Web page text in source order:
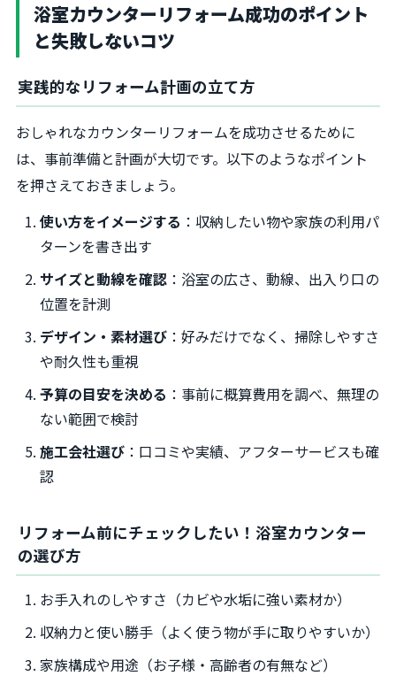
浴室カウンターリフォーム成功のポイント
と失敗しないコツ
実践的なリフォーム計画の立て方
おしゃれなカウンターリフォームを成功させるために
は、事前準備と計画が大切です。以下のようなポイント
を押さえておきましょう。
使い方をイメージする ：収納したい物や家族の利用パ
ターンを書き出す
サイズと動線を確認 ：浴室の広さ、動線、出入り口の
位置を計測
デザイン・素材選び ：好みだけでなく、掃除しやすさ
や耐久性も重視
予算の目安を決める ：事前に概算費用を調べ、無理の
ない範囲で検討
施工会社選び ：口コミや実績、アフターサービスも確
認
リフォーム前にチェックしたい！浴室カウンター
の選び方
お手入れのしやすさ（カビや水垢に強い素材か）
収納力と使い勝手（よく使う物が手に取りやすいか）
家族構成や用途（お子様・高齢者の有無など）